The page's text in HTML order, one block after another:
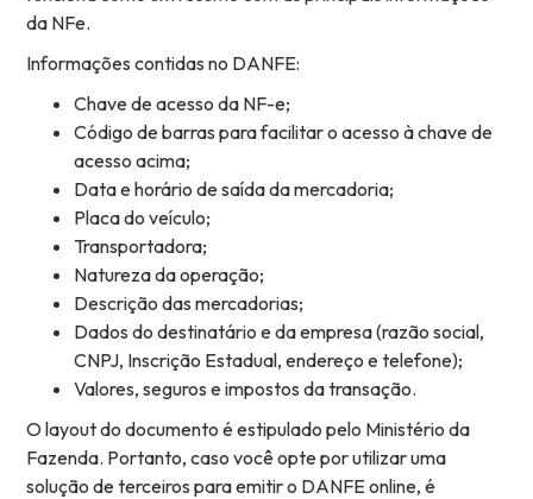
da NFe.
Informações contidas no DANFE:
Chave de acesso da NF-e;
Código de barras para facilitar o acesso à chave de
acesso acima;
Data e horário de saída da mercadoria;
Placa do veículo;
Transportadora;
Natureza da operação;
Descrição das mercadorias;
Dados do destinatário e da empresa (razão social,
CNPJ, Inscrição Estadual, endereço e telefone);
Valores, seguros e impostos da transação.
O layout do documento é estipulado pelo Ministério da
Fazenda. Portanto, caso você opte por utilizar uma
solução de terceiros para emitir o DANFE online, é